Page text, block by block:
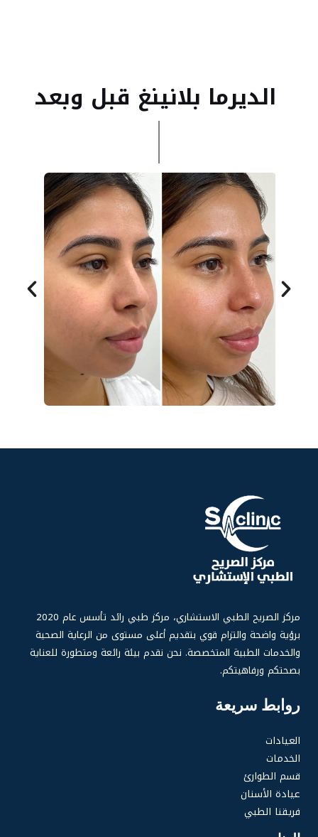
الديرما بلانينغ قبل وبعد
مركز الصر
يح الطبي الاستشاري، مركز طبي رائد تأسس عام 2020
برؤية واضحة والتزام قوي بتقديم أعلى مستوى من الرعاية الصحية
والخدمات الطبية المتخصصة. نحن نقدم بيئة رائعة ومتطورة للعناية
بصحتكم ورفاهيتكم.
روابط سريعة
العيادات
الخدمات
قسم الطوارئ
عيادة الأسنان
فريقنا الطبي